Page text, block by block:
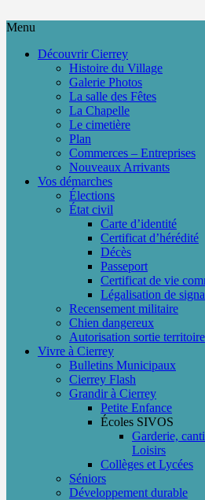
Menu
Découvrir Cierrey
Histoire du Village
Galerie Photos
La salle des Fêtes
La Chapelle
Le cimetière
Plan
Commerces – Entreprises
Nouveaux Arrivants
Vos démarches
Élections
État civil
Carte d’identité
Certificat d’hérédité
Décès
Passeport
Certificat de vie
Légalisation de
Recensement militaire
Chien dangereux
Autorisation sortie territoire
Vivre à Cierrey
Bulletins Municipaux
Cierrey Flash
Grandir à Cierrey
Petite Enfance
Écoles SIVOS
Garderie,
Loisirs
Collèges et Lycées
Séniors
Développement durable